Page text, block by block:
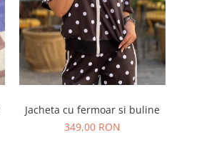
Jacheta cu fermoar si buline
349,00 RON